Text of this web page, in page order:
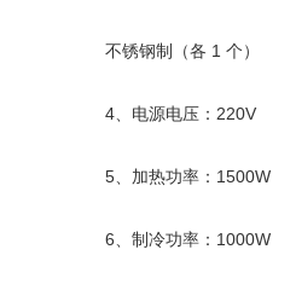
不锈钢制（各 1 个）
4、电源电压：220V
5、加热功率：1500W
6、制冷功率：1000W